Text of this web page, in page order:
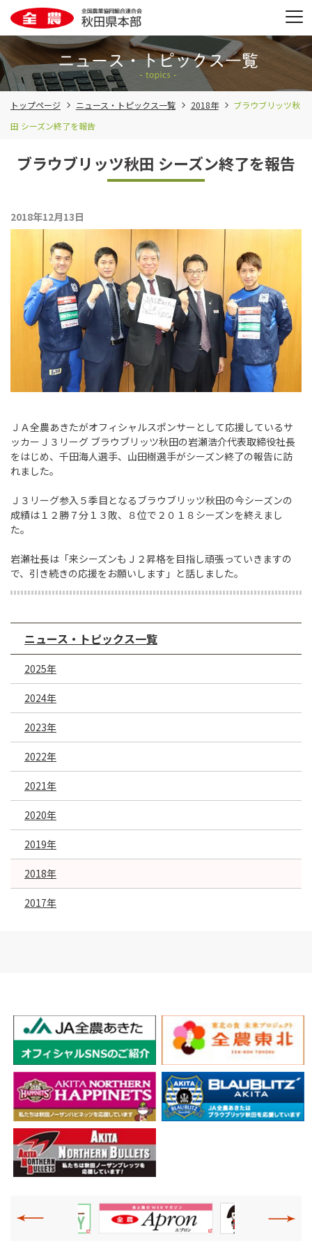
トップページ ニュース・トピックス一覧 2018年
ブラウブリッツ秋
田 シーズン終了を報告
ブラウブリッツ秋田 シーズン終了を報告
2018年12月13日
ＪＡ全農あきたがオフィシャルスポンサーとして応援しているサ
ッカーＪ３リーグ ブラウブリッツ秋田の岩瀬浩介代表取締役社長
をはじめ、千田海人選手、山田樹選手がシーズン終了の報告に訪
れました。
Ｊ３リーグ参入５季目となるブラウブリッツ秋田の今シーズンの
成績は１２勝７分１３敗、８位で２０１８シーズンを終えまし
た。
岩瀬社長は「来シーズンもＪ２昇格を目指し頑張っていきますの
で、引き続きの応援をお願いします」と話しました。
ニュース・トピックス一覧
2025年
2024年
2023年
2022年
2021年
2020年
2019年
2018年
2017年